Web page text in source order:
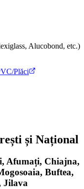
Alucobond, etc.)
Plăci
și Național
Afumați, Chiajna,
Buftea,
Jilava